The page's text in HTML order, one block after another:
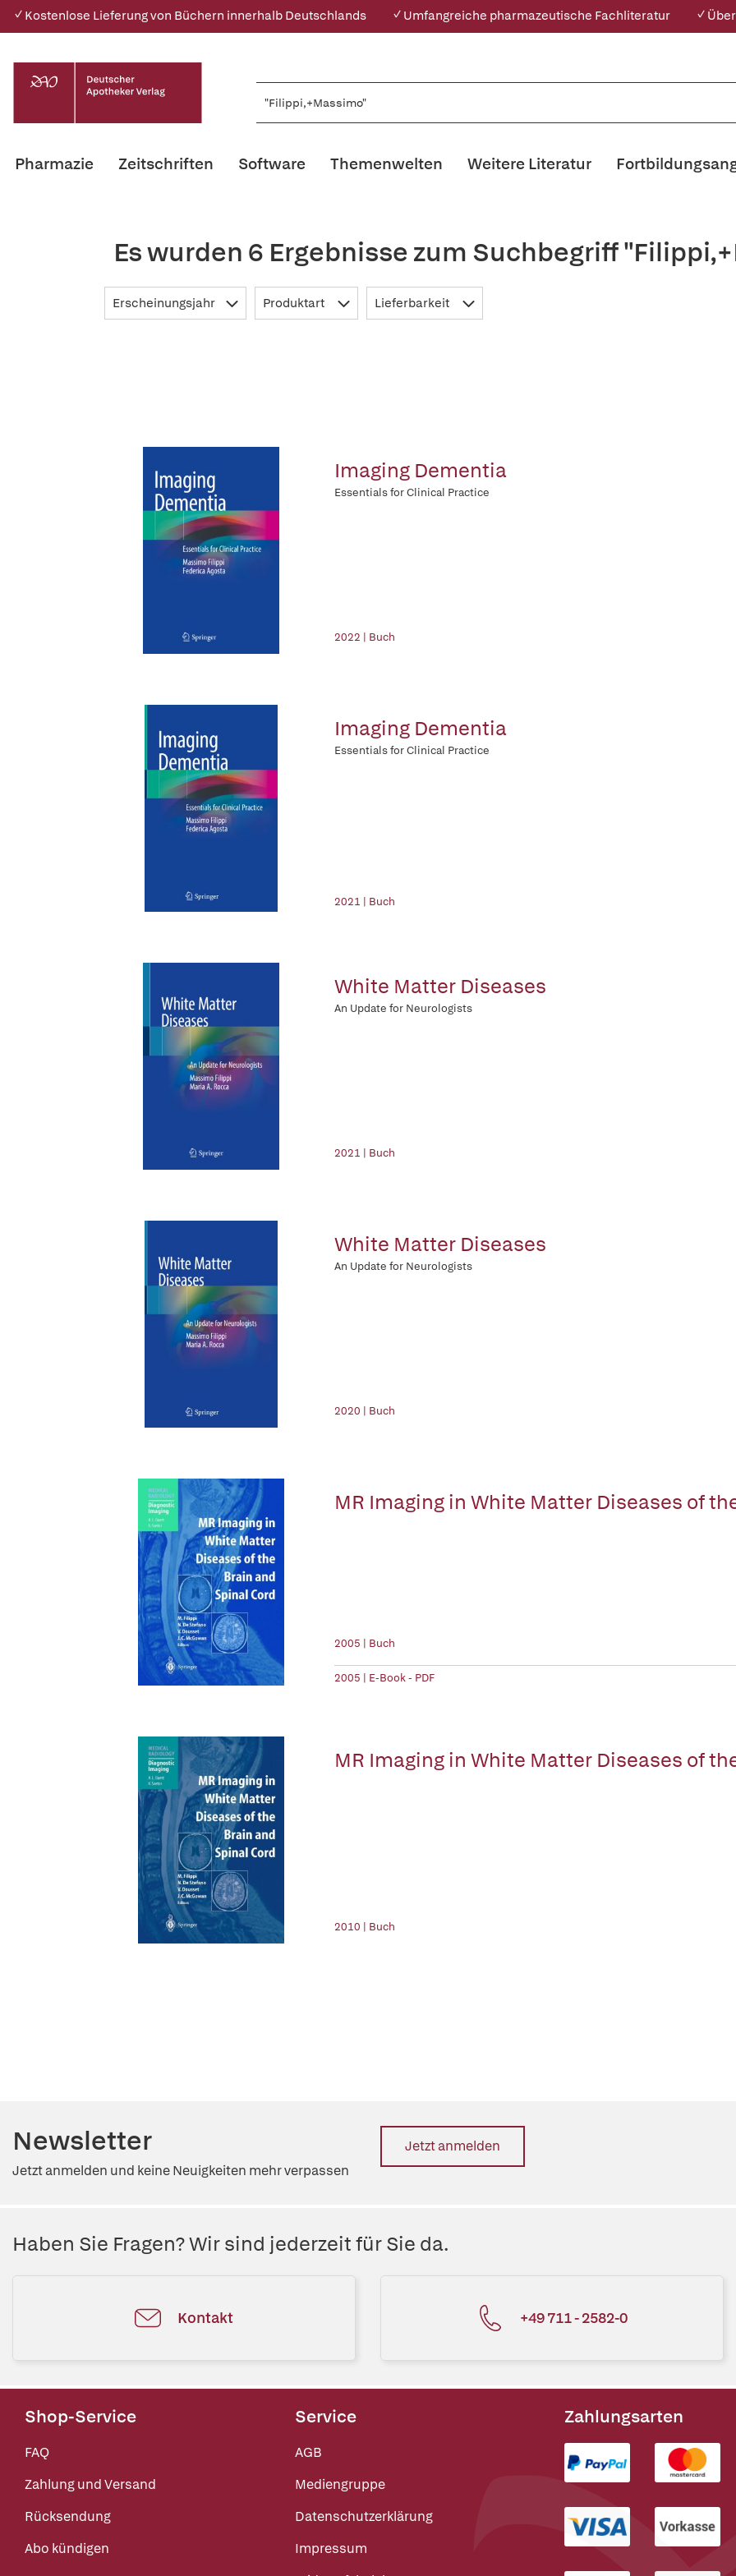
✓ Kostenlose Lieferung von Büchern innerhalb Deutschlands ✓ Umfangreiche pharmazeutische Fachliteratur ✓
Pharmazie Zeitschriften Software Themenwelten Weitere Literatur
Es wurden 6 Ergebnisse zum Suchbegriff
Erscheinungsjahr Produktart Lieferbarkeit
Imaging Dementia
Essentials for Clinical Practice
2022 | Buch
Imaging Dementia
Essentials for Clinical Practice
2021 | Buch
White Matter Diseases
An Update for Neurologists
2021 | Buch
White Matter Diseases
An Update for Neurologists
2020 | Buch
MR Imaging in White Matter Diseases of
2005 | Buch
2005 | E-Book - PDF
MR Imaging in White Matter Diseases of
2010 | Buch
Newsletter
Jetzt anmelden und keine Neuigkeiten mehr verpassen
Jetzt anmelden
Haben Sie Fragen? Wir sind jederzeit für Sie da.
Kontakt +49 711 - 2582-0
Shop-Service
FAQ
Zahlung und Versand
Rücksendung
Abo kündigen
Service
AGB
Mediengruppe
Datenschutzerklärung
Impressum
Zahlungsarten